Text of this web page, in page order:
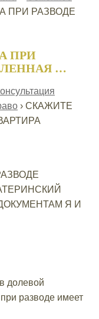
ПРИ РАЗВОДЕ
ПРИ
…
› СКАЖИТЕ
Я И
долевой
разводе имеет